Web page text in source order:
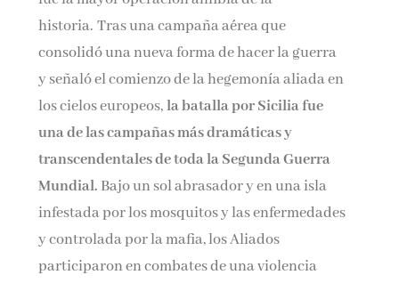
historia. Tras una campaña aérea que
consolidó una nueva forma de hacer la guerra
y señaló el comienzo de la hegemonía aliada en
los cielos europeos,la batalla por Sicilia fue
una de las campañas más dramáticas y
transcendentales de toda la Segunda Guerra
Mundial. Bajo un sol abrasador y en una isla
infestada por los mosquitos y las enfermedades
y controlada por la mafia, los Aliados
participaron en combates de una violencia